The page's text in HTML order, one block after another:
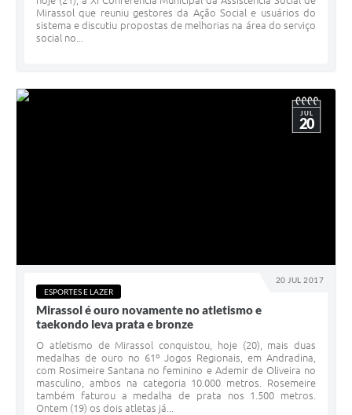
Mirassol que reuniu gestores da Ação Social e usuários do
sistema e discutiu propostas de melhorias na área do serviço
social no...
20 JUL 2017
JUL
20
ESPORTES E LAZER
Mirassol é ouro novamente no atletismo e
taekondo leva prata e bronze
O atletismo de Mirassol conquistou, hoje (20), mais duas
medalhas de ouro no 61º Jogos Regionais, em Andradina,
com Rosimeire Santana no feminino e Ademir de Oliveira no
masculino, ambos na categoria 10.000 metros. Rosemeire
também faturou a medalha de prata nos 1.500 metros.
Ontem (19) os dois atletas já...